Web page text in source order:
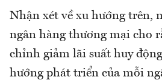
Nhận xét về xu hướng trên,
ngân hàng thương mại cho
chỉnh giảm lãi suất huy
hướng phát triển của mỗi